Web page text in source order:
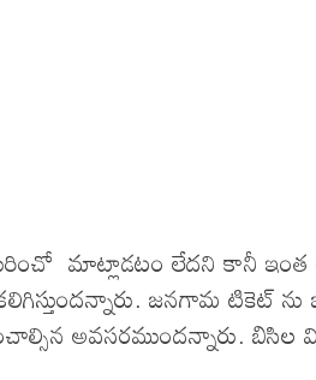
మాట్లాడటం లేదని కానీ ఇంత
జనగామ టికెట్
అవసరముందన్నారు.